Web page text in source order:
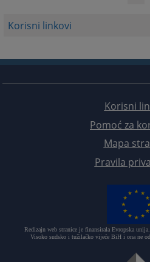
Korisni linkovi
Korisni
Pomoć za
Mapa
Pravila
Redizajn web stranice je finansirala Evropska
Visoko sudsko i tužilačko vijeće BiH i ona ne